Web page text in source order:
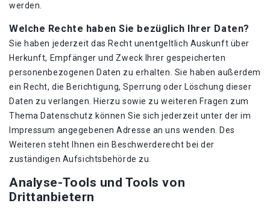
werden.
Welche Rechte haben Sie bezüglich Ihrer Daten?
Sie haben jederzeit das Recht unentgeltlich Auskunft über
Herkunft, Empfänger und Zweck Ihrer gespeicherten
personenbezogenen Daten zu erhalten. Sie haben außerdem
ein Recht, die Berichtigung, Sperrung oder Löschung dieser
Daten zu verlangen. Hierzu sowie zu weiteren Fragen zum
Thema Datenschutz können Sie sich jederzeit unter der im
Impressum angegebenen Adresse an uns wenden. Des
Weiteren steht Ihnen ein Beschwerderecht bei der
zuständigen Aufsichtsbehörde zu.
Analyse-Tools und Tools von
Drittanbietern